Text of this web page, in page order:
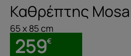
Καθρέπτης
65 x 85 cm
259€